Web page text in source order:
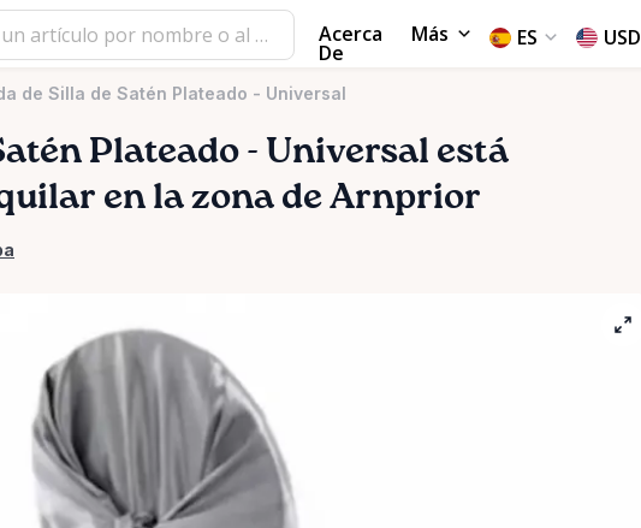
Acerca
De
Más ES USD
de Silla de Satén Plateado - Universal
Plateado - Universal está
en la zona de Arnprior